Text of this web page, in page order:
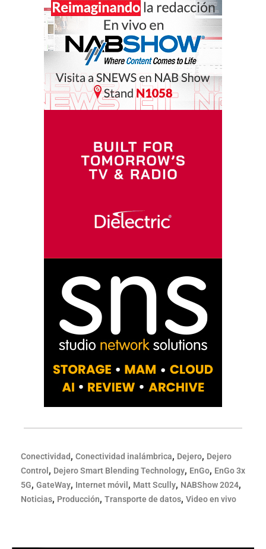
Conectividad, Conectividad inalámbrica, Dejero, Dejero
Control , Dejero Smart Blending Technology, EnGo, EnGo 3x
5G, GateWay, Internet móvil , Matt Scully, NABShow 2024,
Noticias, Producción, Transporte de datos, Video en vivo